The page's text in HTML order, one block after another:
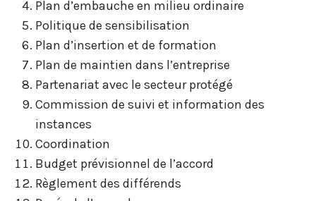
Plan d’embauche en milieu ordinaire
Politique de sensibilisation
Plan d’insertion et de formation
Plan de maintien dans l’entreprise
Partenariat avec le secteur protégé
Commission de suivi et information des
instances
Coordination
Budget prévisionnel de l’accord
Règlement des différends